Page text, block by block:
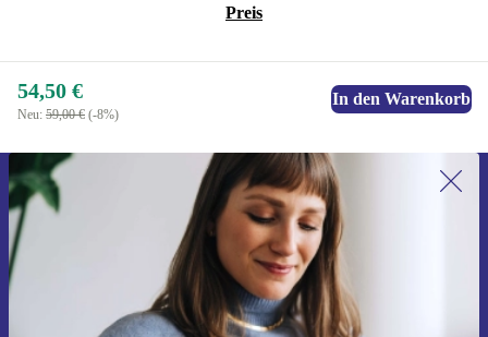
Preis
54,50 €
Neu: 59,00 € (-8%)
In den Warenkorb
Erstmals zum Newsletter anmelden,
15 € sparen!
Verpasse kein Angebot mehr.